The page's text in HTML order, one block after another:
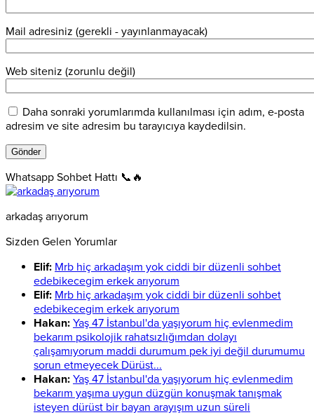
Mail adresiniz (gerekli - yayınlanmayacak)
Web siteniz (zorunlu değil)
Daha sonraki yorumlarımda kullanılması için adım, e-posta
adresim ve site adresim bu tarayıcıya kaydedilsin.
Whatsapp Sohbet Hattı 📞🔥
arkadaş arıyorum
Sizden Gelen Yorumlar
Elif: Mrb hiç arkadaşım yok ciddi bir düzenli sohbet
edebikecegim erkek arıyorum
Elif: Mrb hiç arkadaşım yok ciddi bir düzenli sohbet
edebikecegim erkek arıyorum
Hakan: Yaş 47 İstanbul'da yaşıyorum hiç evlenmedim
bekarım psikolojik rahatsızlığımdan dolayı
çalışamıyorum maddi durumum pek iyi değil durumumu
sorun etmeyecek Dürüst...
Hakan: Yaş 47 İstanbul'da yaşıyorum hiç evlenmedim
bekarım yaşıma uygun düzgün konuşmak tanışmak
isteyen dürüst bir bayan arayışım uzun süreli